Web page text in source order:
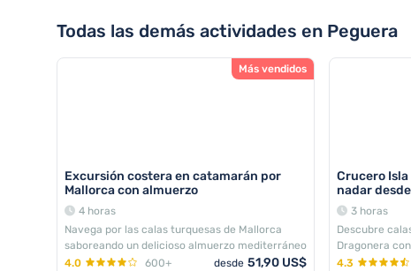
Todas las demás actividades en Peguera
Más vendidos
Excursión costera en catamarán por
Mallorca con almuerzo
4 horas
Navega por las calas turquesas de Mallorca
saboreando un delicioso almuerzo mediterráneo
4.0
600+ desde 51,90 US$
Crucero
nadar
3 horas
Descubre
Dragonera
nadar
4.3